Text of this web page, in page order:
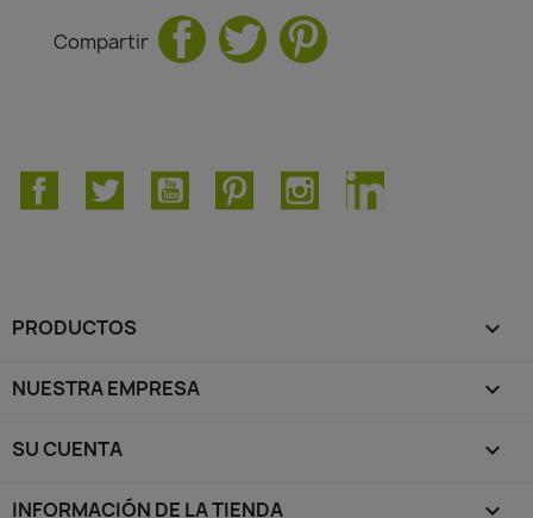
Compartir
FacebookTwitter YouTube PinterestInstagramLinkedIn
PRODUCTOS 
NUESTRA EMPRESA 
SU CUENTA 
INFORMACIÓN DE LA TIENDA keyboard_arrow_down